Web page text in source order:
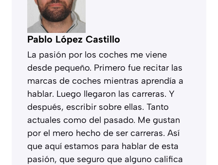
Pablo López Castillo
La pasión por los coches me viene
desde pequeño. Primero fue recitar las
marcas de coches mientras aprendía a
hablar. Luego llegaron las carreras. Y
después, escribir sobre ellas. Tanto
actuales como del pasado. Me gustan
por el mero hecho de ser carreras. Así
que aquí estamos para hablar de esta
pasión, que seguro que alguno califica